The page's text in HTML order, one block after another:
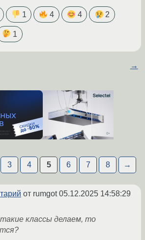
1 4 4 2
1
→
3 4 5 6 7 8 →
от rumgot05.12.2025 14:58:29
классы делаем, то